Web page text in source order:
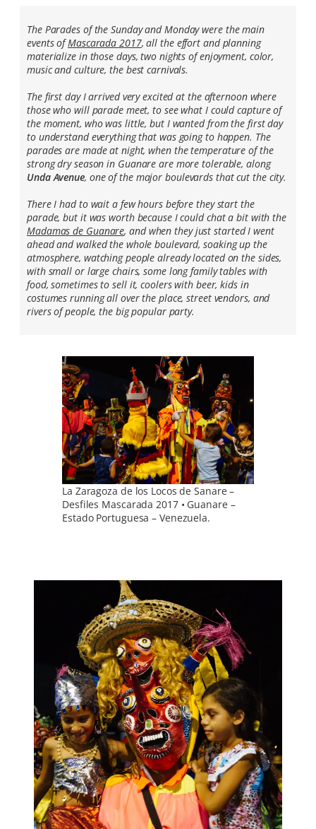
The Parades of the Sunday and Monday were the main
events ofMascarada 2017, all the effort and planning
materialize in those days, two nights of enjoyment, color,
music and culture, the best carnivals.
The first day I arrived very excited at the afternoon where
those who will parade meet, to see what I could capture of
the moment, who was little, but I wanted from the first day
to understand everything that was going to happen. The
parades are made at night, when the temperature of the
strong dry season in Guanare are more tolerable, along
Unda Avenue, one of the major boulevards that cut the city.
There I had to wait a few hours before they start the
parade, but it was worth because I could chat a bit with the
Madamas de Guanare, and when they just started I went
ahead and walked the whole boulevard, soaking up the
atmosphere, watching people already located on the sides,
with small or large chairs, some long family tables with
food, sometimes to sell it, coolers with beer, kids in
costumes running all over the place, street vendors, and
rivers of people, the big popular party.
La Zaragoza de los Locos de Sanare –
Desfiles Mascarada 2017 • Guanare –
Estado Portuguesa – Venezuela.